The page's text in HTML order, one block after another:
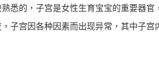
的，子宫是女性生育宝宝的重要器官
子宫因各种因素而出现异常，其中子